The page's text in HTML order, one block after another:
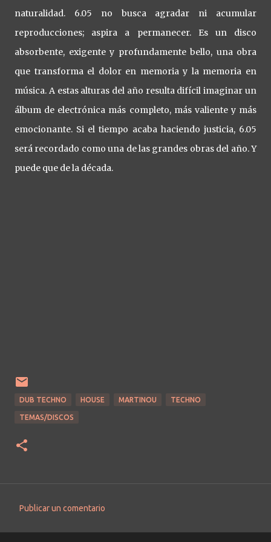
naturalidad. 6.05 no busca agradar ni acumular
reproducciones; aspira a permanecer. Es un disco
absorbente, exigente y profundamente bello, una obra
que transforma el dolor en memoria y la memoria en
música. A estas alturas del año resulta difícil imaginar un
álbum de electrónica más completo, más valiente y más
emocionante. Si el tiempo acaba haciendo justicia, 6.05
será recordado como una de las grandes obras del año. Y
puede que de la década.
DUB TECHNO HOUSE MARTINOU TECHNO
TEMAS/DISCOS
o
Publicar un comentario